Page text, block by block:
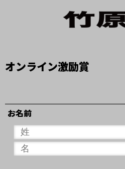
オンライン激励賞
お名前